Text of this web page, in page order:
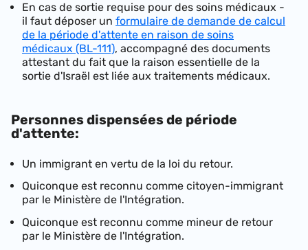
En cas de sortie requise pour des soins médicaux -
il faut déposer un formulaire de demande de calcul
de la période d'attente en raison de soins
médicaux (BL-111), accompagné des documents
attestant du fait que la raison essentielle de la
sortie d'Israël est liée aux traitements médicaux.
Personnes dispensées de période
d'attente:
Un immigrant en vertu de la loi du retour.
Quiconque est reconnu comme citoyen-immigrant
par le Ministère de l'Intégration.
Quiconque est reconnu comme mineur de retour
par le Ministère de l'Intégration.